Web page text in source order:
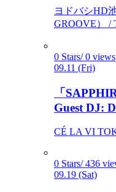
ヨドバシHD
GROOVE） /
0 Stars/ 0 views
09.11 (Fri)
「
Guest DJ:
CÉ LA VI
0 Stars/ 436
09.19 (Sat)